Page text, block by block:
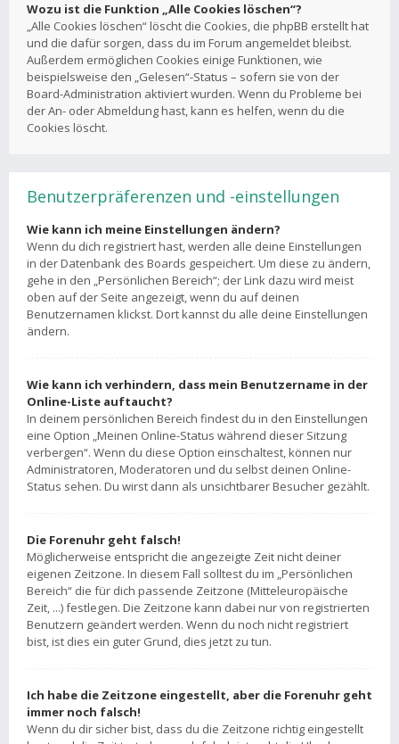
Wozu ist die Funktion „Alle Cookies löschen“?
„Alle Cookies löschen“ löscht die Cookies, die phpBB erstellt hat
und die dafür sorgen, dass du im Forum angemeldet bleibst.
Außerdem ermöglichen Cookies einige Funktionen, wie
beispielsweise den „Gelesen“-Status – sofern sie von der
Board-Administration aktiviert wurden. Wenn du Probleme bei
der An- oder Abmeldung hast, kann es helfen, wenn du die
Cookies löscht.
Benutzerpräferenzen und -einstellungen
Wie kann ich meine Einstellungen ändern?
Wenn du dich registriert hast, werden alle deine Einstellungen
in der Datenbank des Boards gespeichert. Um diese zu ändern,
gehe in den „Persönlichen Bereich“; der Link dazu wird meist
oben auf der Seite angezeigt, wenn du auf deinen
Benutzernamen klickst. Dort kannst du alle deine Einstellungen
ändern.
Wie kann ich verhindern, dass mein Benutzername in der
Online-Liste auftaucht?
In deinem persönlichen Bereich findest du in den Einstellungen
eine Option „Meinen Online-Status während dieser Sitzung
verbergen“. Wenn du diese Option einschaltest, können nur
Administratoren, Moderatoren und du selbst deinen Online-
Status sehen. Du wirst dann als unsichtbarer Besucher gezählt.
Die Forenuhr geht falsch!
Möglicherweise entspricht die angezeigte Zeit nicht deiner
eigenen Zeitzone. In diesem Fall solltest du im „Persönlichen
Bereich“ die für dich passende Zeitzone (Mitteleuropäische
Zeit, ...) festlegen. Die Zeitzone kann dabei nur von registrierten
Benutzern geändert werden. Wenn du noch nicht registriert
bist, ist dies ein guter Grund, dies jetzt zu tun.
Ich habe die Zeitzone eingestellt, aber die Forenuhr geht
immer noch falsch!
Wenn du dir sicher bist, dass du die Zeitzone richtig eingestellt